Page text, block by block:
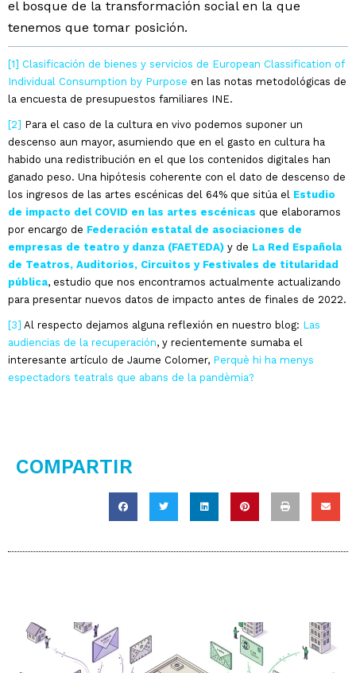
el bosque de la transformación social en la que
tenemos que tomar posición.
[1] Clasificación de bienes y servicios de European Classification of
Individual Consumption by Purpose en las notas metodológicas de
la encuesta de presupuestos familiares INE.
[2] Para el caso de la cultura en vivo podemos suponer un
descenso aun mayor, asumiendo que en el gasto en cultura ha
habido una redistribución en el que los contenidos digitales han
ganado peso. Una hipótesis coherente con el dato de descenso de
los ingresos de las artes escénicas del 64% que sitúa el Estudio
de impacto del COVID en las artes escénicas que elaboramos
por encargo de Federación estatal de asociaciones de
empresas de teatro y danza (FAETEDA) y de La Red Española
de Teatros, Auditorios, Circuitos y Festivales de titularidad
pública, estudio que nos encontramos actualmente actualizando
para presentar nuevos datos de impacto antes de finales de 2022.
[3] Al respecto dejamos alguna reflexión en nuestro blog: Las
audiencias de la recuperación, y recientemente sumaba el
interesante artículo de Jaume Colomer, Perquè hi ha menys
espectadors teatrals que abans de la pandèmia?
COMPARTIR